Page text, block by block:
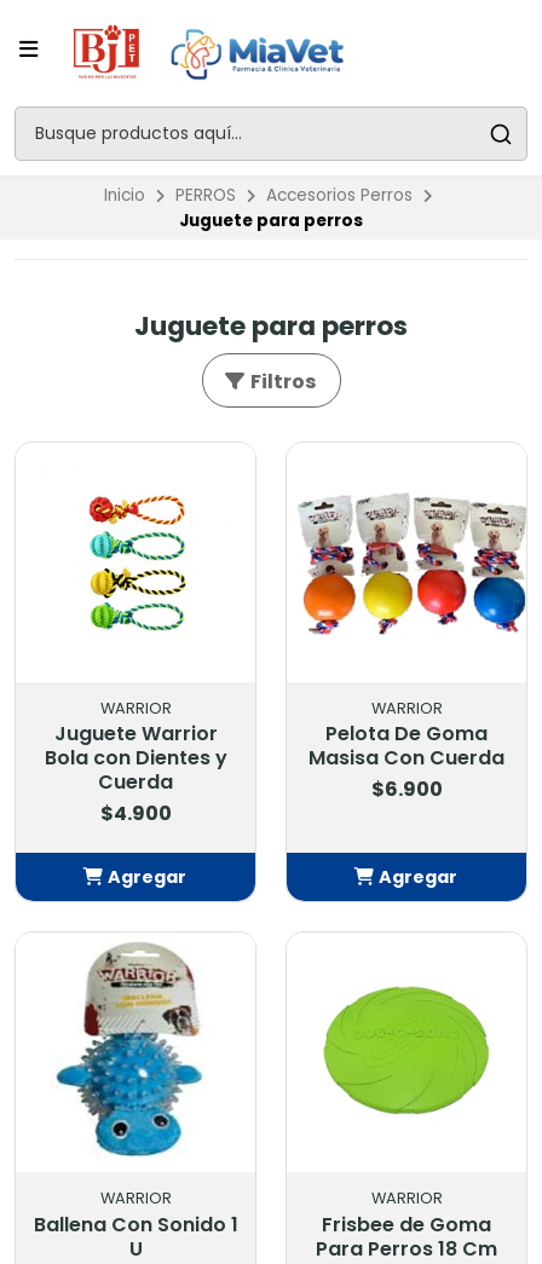
Inicio PERROS
Accesorios Perros
Juguete para perros
Juguete para perros
Filtros
WARRIOR
Juguete Warrior
Bola con Dientes y
Cuerda
$4.900
Agregar
Añadido
WARRIOR
Pelota De Goma
Masisa Con Cuerda
$6.900
Agregar
Añadido
WARRIOR
Ballena Con Sonido 1
U
WARRIOR
Frisbee de Goma
Para Perros 18 Cm